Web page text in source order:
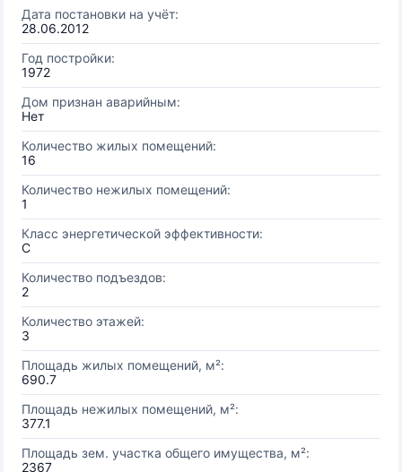
Дата постановки на учёт:
28.06.2012
Год постройки:
1972
Дом признан аварийным:
Нет
Количество жилых помещений:
16
Количество нежилых помещений:
1
Класс энергетической эффективности:
C
Количество подъездов:
2
Количество этажей:
3
Площадь жилых помещений, м²:
690.7
Площадь нежилых помещений, м²:
377.1
Площадь зем. участка общего имущества, м²:
2367